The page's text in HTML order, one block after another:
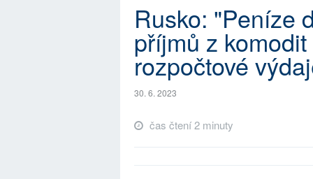
Rusko: "Peníze
příjmů z
rozpočtové
30. 6. 2023
čas čtení 2 minuty